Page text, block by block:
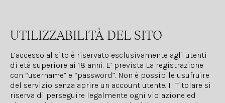
UTILIZZABILITÀ DEL SITO
L’accesso al sito è riservato esclusivamente agli utenti
di età superiore ai 18 anni. E’ prevista La registrazione
con “username” e “password”. Non è possibile usufruire
del servizio senza aprire un account utente. Il Titolare si
riserva di perseguire legalmente ogni violazione ed